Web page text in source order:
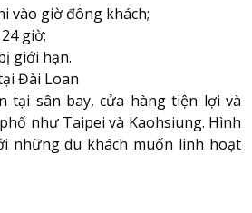
vào giờ đông khách;
giờ;
giới hạn.
Đài Loan
tại sân bay, cửa hàng tiện lợi và
như Taipei và Kaohsiung. Hình
những du khách muốn linh hoạt